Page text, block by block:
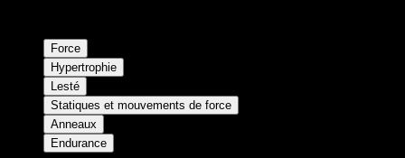
Force
Hypertrophie
Lesté
Statiques et mouvements de force
Anneaux
Endurance